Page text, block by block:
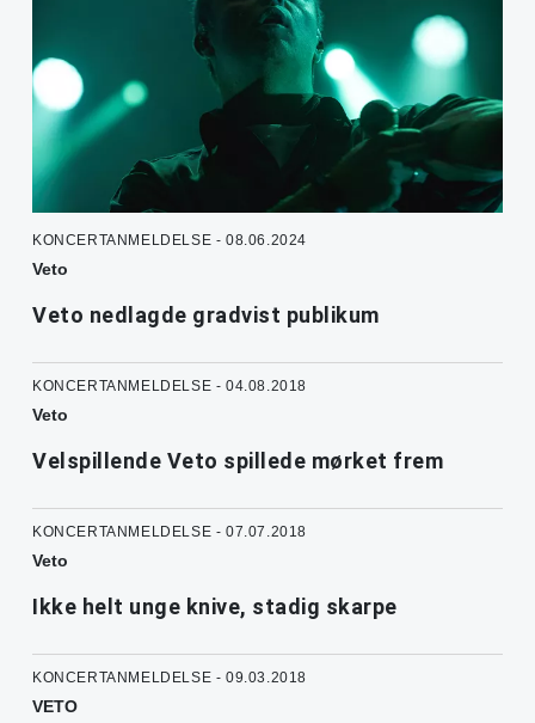
KONCERTANMELDELSE - 08.06.2024
Veto
Veto nedlagde gradvist publikum
KONCERTANMELDELSE - 04.08.2018
Veto
Velspillende Veto spillede mørket frem
KONCERTANMELDELSE - 07.07.2018
Veto
Ikke helt unge knive, stadig skarpe
KONCERTANMELDELSE - 09.03.2018
VETO